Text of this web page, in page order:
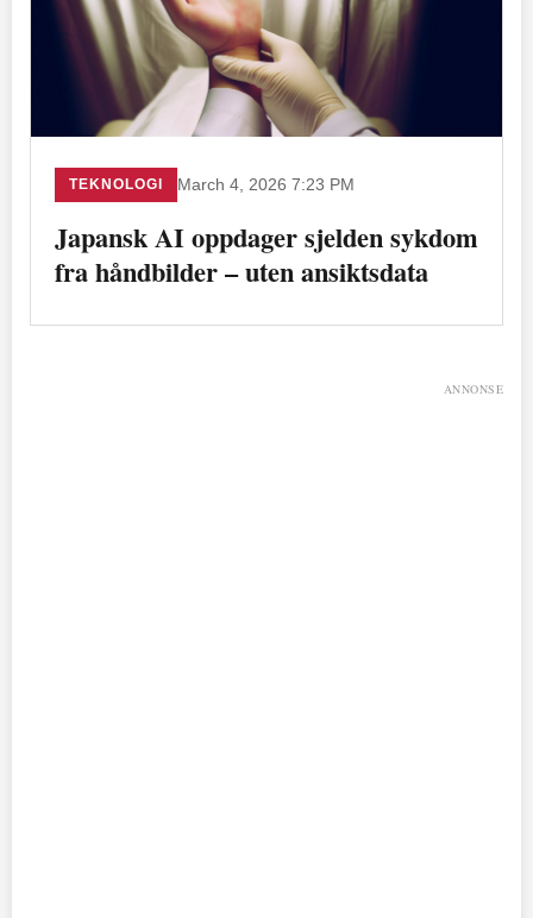
TEKNOLOGI March 4, 2026 7:23 PM
Japansk AI oppdager sjelden sykdom
fra håndbilder – uten ansiktsdata
ANNONSE